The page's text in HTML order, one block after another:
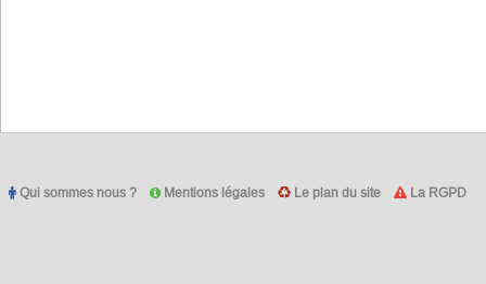
Qui sommes nous ? Mentions légales Le plan du site La RGPD